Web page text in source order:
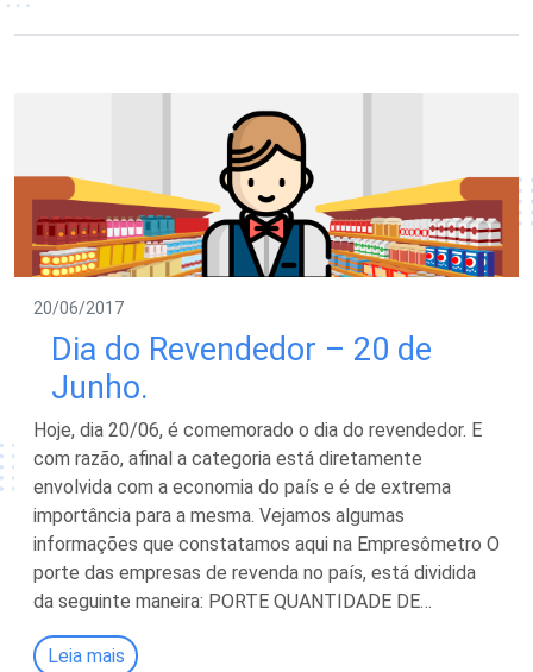
20/06/2017
Dia do Revendedor – 20 de
Junho.
Hoje, dia 20/06, é comemorado o dia do revendedor. E
com razão, afinal a categoria está diretamente
envolvida com a economia do país e é de extrema
importância para a mesma. Vejamos algumas
informações que constatamos aqui na Empresômetro O
porte das empresas de revenda no país, está dividida
da seguinte maneira: PORTE QUANTIDADE DE…
Leia mais